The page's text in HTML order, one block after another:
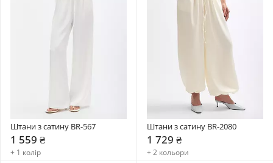
Штани з сатину BR-567
1 559 ₴
+ 1 колір
Штани з сатину BR-2080
1 729 ₴
+ 2 кольори